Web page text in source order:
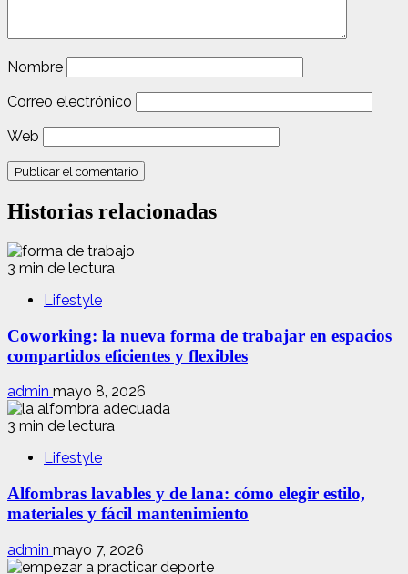
Nombre
Correo electrónico
Web
Historias relacionadas
3 min de lectura
Lifestyle
Coworking: la nueva forma de trabajar en espacios
compartidos eficientes y flexibles
admin mayo 8, 2026
3 min de lectura
Lifestyle
Alfombras lavables y de lana: cómo elegir estilo,
materiales y fácil mantenimiento
admin mayo 7, 2026